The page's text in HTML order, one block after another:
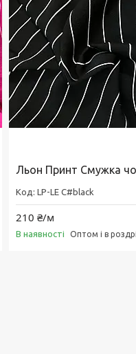
Купити
Льон Принт Смужка
LP-LE C#black
210 ₴/м
В наявності Оптом і в